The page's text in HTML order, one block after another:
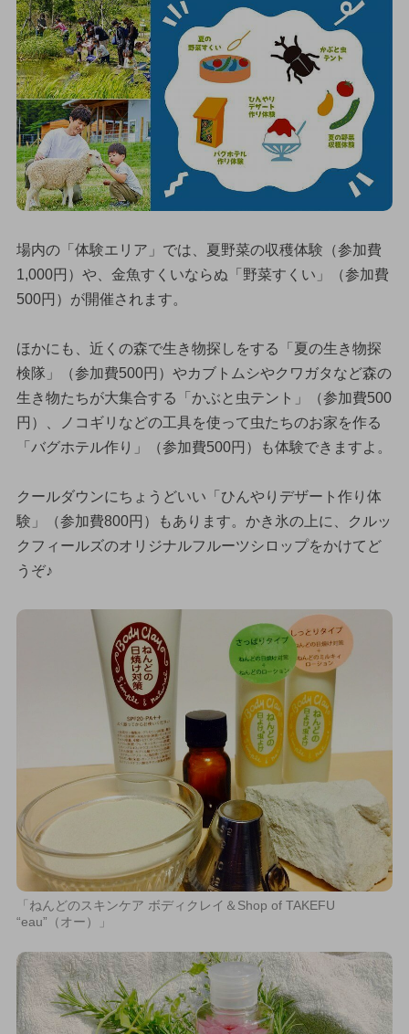
場内の「体験エリア」では、夏野菜の収穫体験（参加費
1,000円）や、金魚すくいならぬ「野菜すくい」（参加費
500円）が開催されます。
ほかにも、近くの森で生き物探しをする「夏の生き物探
検隊」（参加費500円）やカブトムシやクワガタなど森の
生き物たちが大集合する「かぶと虫テント」（参加費500
円）、ノコギリなどの工具を使って虫たちのお家を作る
「バグホテル作り」（参加費500円）も体験できますよ。
クールダウンにちょうどいい「ひんやりデザート作り体
験」（参加費800円）もあります。かき氷の上に、クルッ
クフィールズのオリジナルフルーツシロップをかけてど
うぞ♪
「ねんどのスキンケア ボディクレイ＆Shop of TAKEFU
“eau”（オー）」